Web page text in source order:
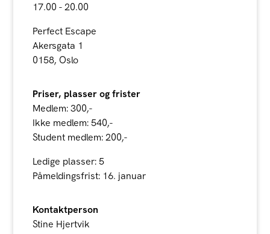
17.00 - 20.00
Perfect Escape
Akersgata 1
0158, Oslo
Priser, plasser og frister
Medlem: 300,-
Ikke medlem: 540,-
Student medlem: 200,-
Ledige plasser: 5
Påmeldingsfrist: 16. januar
Kontaktperson
Stine Hjertvik